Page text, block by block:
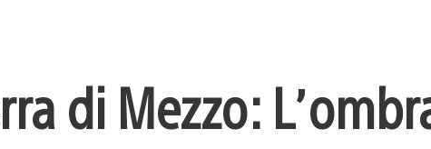
di Mezzo: